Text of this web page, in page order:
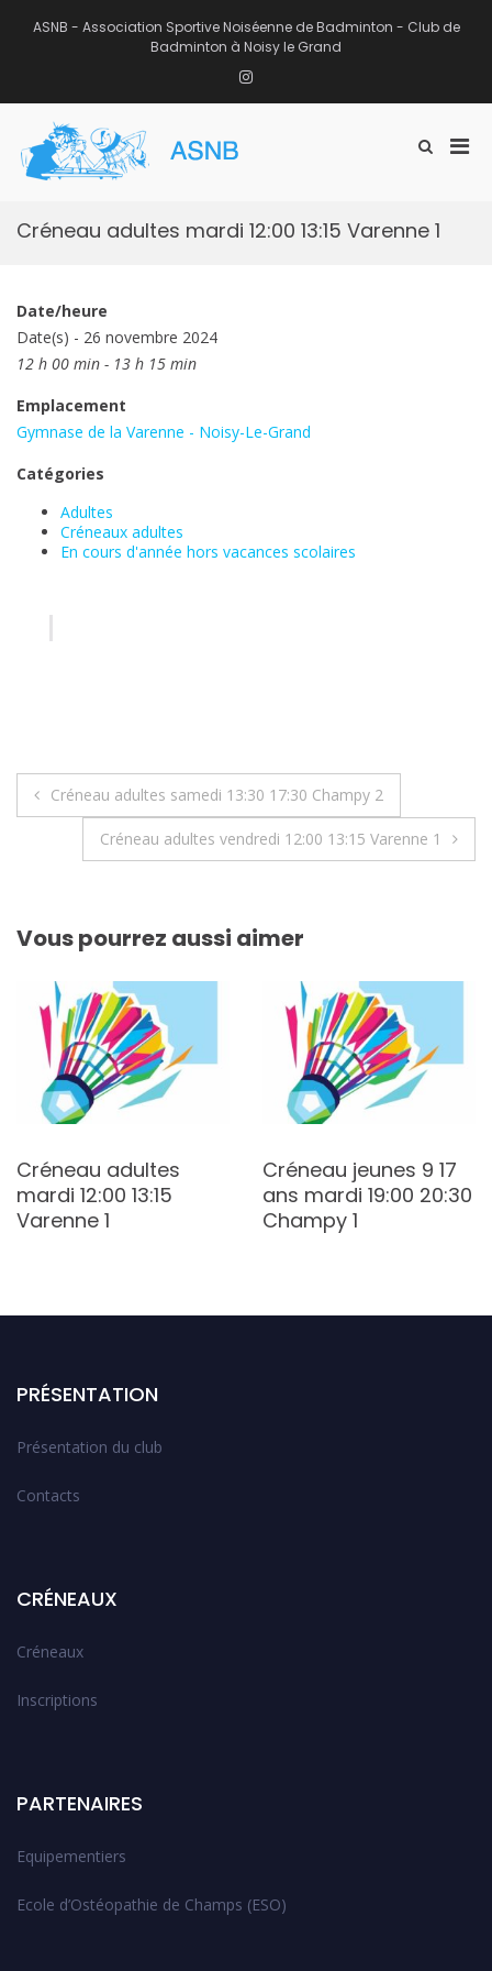
ASNB - Association Sportive Noiséenne de Badminton - Club de
Badminton à Noisy le Grand
Instagram
Afficher
recherche
Créneau adultes mardi 12:00 13:15 Varenne 1
Date/heure
Date(s) - 26 novembre 2024
12 h 00 min - 13 h 15 min
Emplacement
Gymnase de la Varenne - Noisy-Le-Grand
Catégories
Adultes
Créneaux adultes
En cours d'année hors vacances scolaires
Navigation
Créneau adultes samedi 13:30 17:30 Champy 2
Créneau adultes vendredi 12:00 13:15 Varenne 1
Vous pourrez aussi aimer
Créneau adultes
mardi 12:00 13:15
Varenne 1
Créneau jeunes 9 17
ans mardi 19:00 20:30
Champy 1
PRÉSENTATION
Présentation du club
Contacts
CRÉNEAUX
Créneaux
Inscriptions
PARTENAIRES
Equipementiers
Ecole d’Ostéopathie de Champs (ESO)